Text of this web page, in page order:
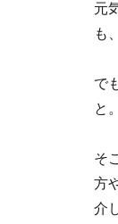
元
も
で
と
そ
方
介